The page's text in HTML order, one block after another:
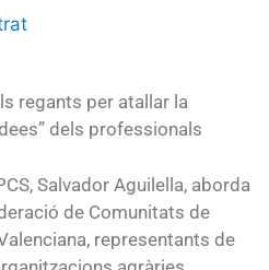
regants per atallar la
dels professionals
Salvador Aguilella, aborda
de Comunitats de
representants de